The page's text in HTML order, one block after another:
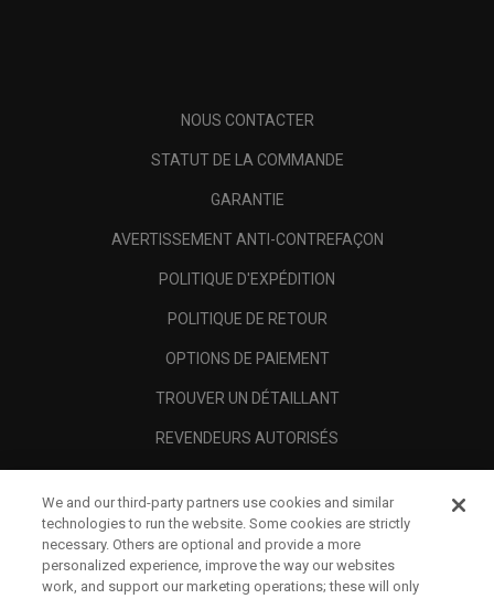
NOUS CONTACTER
STATUT DE LA COMMANDE
GARANTIE
AVERTISSEMENT ANTI-CONTREFAÇON
POLITIQUE D'EXPÉDITION
POLITIQUE DE RETOUR
OPTIONS DE PAIEMENT
TROUVER UN DÉTAILLANT
REVENDEURS AUTORISÉS
A PROPOS
MENTIONS LÉGALES
We and our third-party partners use cookies and similar
technologies to run the website. Some cookies are strictly
necessary. Others are optional and provide a more
personalized experience, improve the way our websites
work, and support our marketing operations; these will only